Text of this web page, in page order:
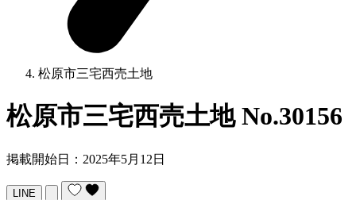
松原市三宅西売土地
松原市三宅西売土地No.30156
掲載開始日：2025年5月12日
LINE